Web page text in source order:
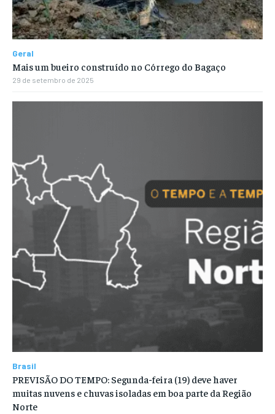
Geral
Mais um bueiro construído no Córrego do Bagaço
29 de setembro de 2025
Brasil
PREVISÃO DO TEMPO: Segunda-feira (19) deve haver
muitas nuvens e chuvas isoladas em boa parte da Região
Norte